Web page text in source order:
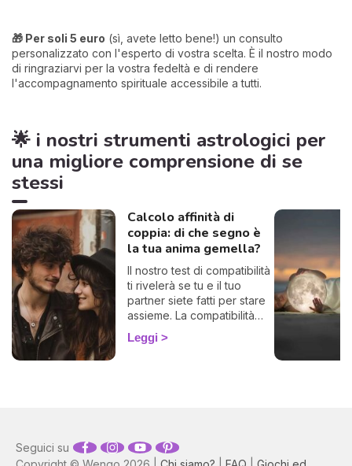
🎁 Per soli 5 euro (sì, avete letto bene!) un consulto
personalizzato con l'esperto di vostra scelta. È il nostro modo
di ringraziarvi per la vostra fedeltà e di rendere
l'accompagnamento spirituale accessibile a tutti.
🌟 i nostri strumenti astrologici per
una migliore comprensione di se
stessi
Calcolo affinità di
coppia: di che segno è
la tua anima gemella?
Il nostro test di compatibilità
ti rivelerà se tu e il tuo
partner siete fatti per stare
assieme. La compatibilità
zodiacale è uno strumento
formidabile per scoprire di
conoscere il tuo segno e
Leggi
Seguici su